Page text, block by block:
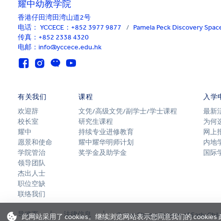
耀中幼教学院
香港仔田湾田湾山道2号
电话： YCCECE：+852 3977 9877 / Pamela Peck Discovery
传真：+852 2338 4320
电邮：info@yccece.edu.hk
有关我们
欢迎辞
校长室
耀中
愿景和使命
学院管治
领导团队
杰出人士
职位空缺
联络我们
课程
文凭/高级文凭/副学士/学士课程
研究生课程
持续专业进修教育
耀中耀华明师计划
奖学金及助学金
入学
最新
为何
网上
内地
国际
导览页 法律信息 © Yew Chung College of Early
此网站采用了 cookies。继续浏览网站表示您同意我们的 cookies